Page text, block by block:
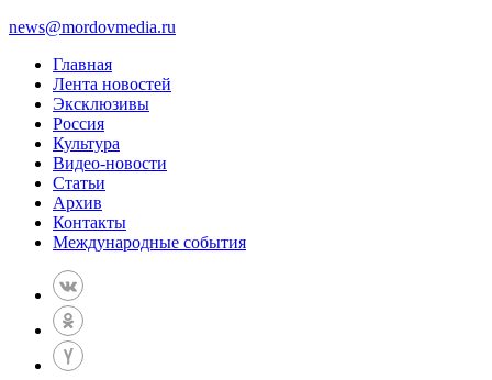
news@mordovmedia.ru
Главная
Лента новостей
Эксклюзивы
Россия
Культура
Видео-новости
Статьи
Архив
Контакты
Международные события